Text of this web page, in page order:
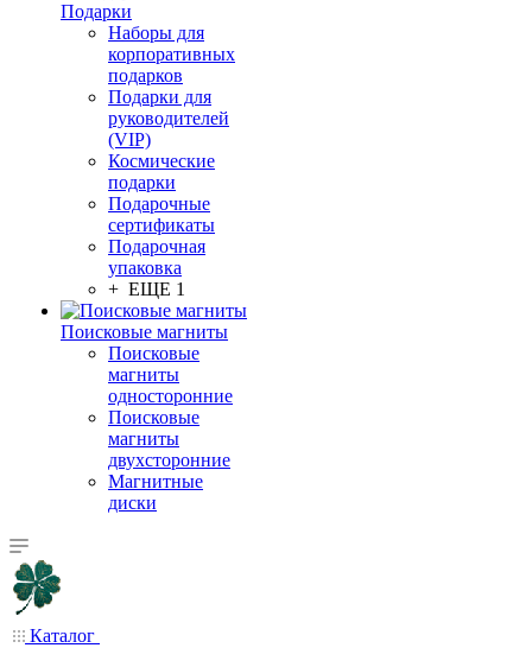
Подарки
Наборы для
корпоративных
подарков
Подарки для
руководителей
(VIP)
Космические
подарки
Подарочные
сертификаты
Подарочная
упаковка
+ ЕЩЕ 1
Поисковые магниты
Поисковые
магниты
односторонние
Поисковые
магниты
двухсторонние
Магнитные
диски
Каталог